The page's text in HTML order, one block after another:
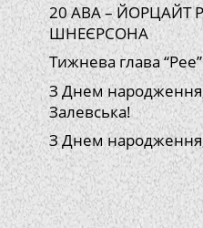
20 АВА – ЙОРЦАЙТ
ШНЕЄРСОНА
Тижнева глава “Рее”
З Днем
Залевська!
З Днем народження,